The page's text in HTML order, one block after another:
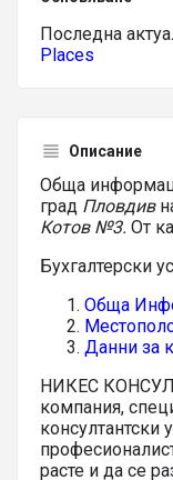
Последна
Places
Описание
Обща
град Пловдив
Котов №3. От
Бухгалтерски
Обща
Данни за
НИКЕС
компания,
консултантски
расте и да се